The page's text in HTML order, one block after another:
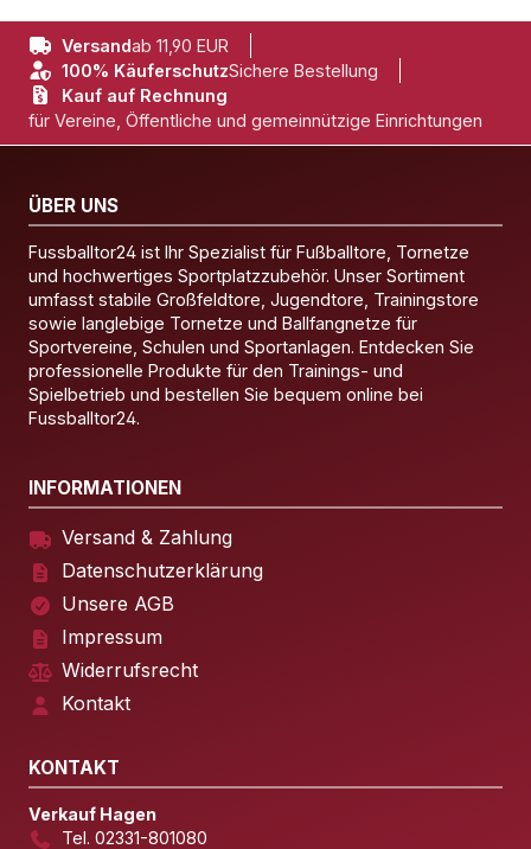
Versandab 11,90 EUR
100% KäuferschutzSichere Bestellung
Kauf auf Rechnung
für Vereine, Öffentliche und gemeinnützige Einrichtungen
ÜBER UNS
Fussballtor24 ist Ihr Spezialist für Fußballtore, Tornetze
und hochwertiges Sportplatzzubehör. Unser Sortiment
umfasst stabile Großfeldtore, Jugendtore, Trainingstore
sowie langlebige Tornetze und Ballfangnetze für
Sportvereine, Schulen und Sportanlagen. Entdecken Sie
professionelle Produkte für den Trainings- und
Spielbetrieb und bestellen Sie bequem online bei
Fussballtor24.
INFORMATIONEN
Versand & Zahlung
Datenschutzerklärung
Unsere AGB
Impressum
Widerrufsrecht
Kontakt
KONTAKT
Verkauf Hagen
Tel. 02331-801080